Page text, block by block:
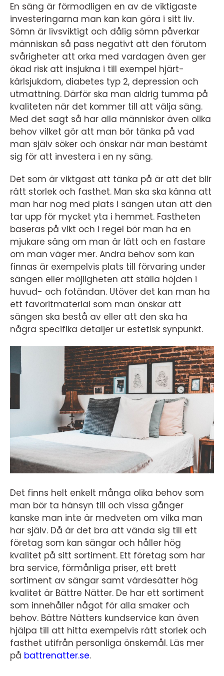
En säng är förmodligen en av de viktigaste
investeringarna man kan kan göra i sitt liv.
Sömn är livsviktigt och dålig sömn påverkar
människan så pass negativt att den förutom
svårigheter att orka med vardagen även ger
ökad risk att insjukna i till exempel hjärt-
kärlsjukdom, diabetes typ 2, depression och
utmattning. Därför ska man aldrig tumma på
kvaliteten när det kommer till att välja säng.
Med det sagt så har alla människor även olika
behov vilket gör att man bör tänka på vad
man själv söker och önskar när man bestämt
sig för att investera i en ny säng.
Det som är viktgast att tänka på är att det blir
rätt storlek och fasthet. Man ska ska känna att
man har nog med plats i sängen utan att den
tar upp för mycket yta i hemmet. Fastheten
baseras på vikt och i regel bör man ha en
mjukare säng om man är lätt och en fastare
om man väger mer. Andra behov som kan
finnas är exempelvis plats till förvaring under
sängen eller möjligheten att ställa höjden i
huvud- och fotändan. Utöver det kan man ha
ett favoritmaterial som man önskar att
sängen ska bestå av eller att den ska ha
några specifika detaljer ur estetisk synpunkt.
Det finns helt enkelt många olika behov som
man bör ta hänsyn till och vissa gånger
kanske man inte är medveten om vilka man
har själv. Då är det bra att vända sig till ett
företag som kan sängar och håller hög
kvalitet på sitt sortiment. Ett företag som har
bra service, förmånliga priser, ett brett
sortiment av sängar samt värdesätter hög
kvalitet är Bättre Nätter. De har ett sortiment
som innehåller något för alla smaker och
behov. Bättre Nätters kundservice kan även
hjälpa till att hitta exempelvis rätt storlek och
fasthet utifrån personliga önskemål. Läs mer
på battrenatter.se.